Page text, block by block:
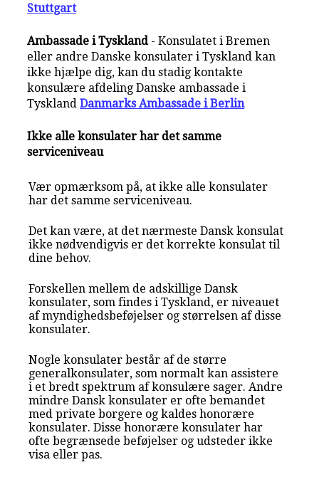
Stuttgart
Ambassade i Tyskland - Konsulatet i Bremen
eller andre Danske konsulater i Tyskland kan
ikke hjælpe dig, kan du stadig kontakte
konsulære afdeling Danske ambassade i
Tyskland Danmarks Ambassade i Berlin
Ikke alle konsulater har det samme
serviceniveau
Vær opmærksom på, at ikke alle konsulater
har det samme serviceniveau.
Det kan være, at det nærmeste Dansk konsulat
ikke nødvendigvis er det korrekte konsulat til
dine behov.
Forskellen mellem de adskillige Dansk
konsulater, som findes i Tyskland, er niveauet
af myndighedsbeføjelser og størrelsen af disse
konsulater.
Nogle konsulater består af de større
generalkonsulater, som normalt kan assistere
i et bredt spektrum af konsulære sager. Andre
mindre Dansk konsulater er ofte bemandet
med private borgere og kaldes honorære
konsulater. Disse honorære konsulater har
ofte begrænsede beføjelser og udsteder ikke
visa eller pas.